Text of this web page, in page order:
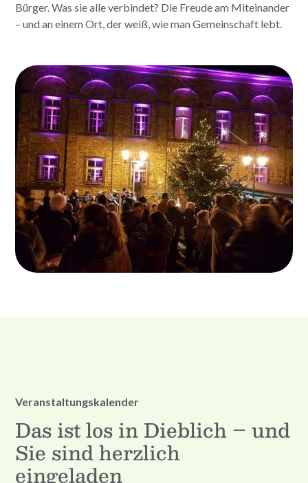
Bürger. Was sie alle verbindet? Die Freude am Miteinander
– und an einem Ort, der weiß, wie man Gemeinschaft lebt.
Veranstaltungskalender
Das ist los in Dieblich – und
Sie sind herzlich
eingeladen